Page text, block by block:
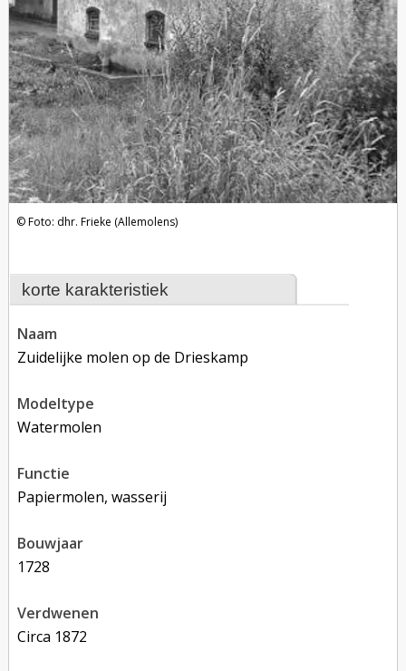
korte karakteristiek
naam
Zuidelijke molen op de Drieskamp
modeltype
Watermolen
functie
papiermolen, wasserij
bouwjaar
1728
verdwenen
circa 1872
Foto: dhr. Frieke (Allemolens)